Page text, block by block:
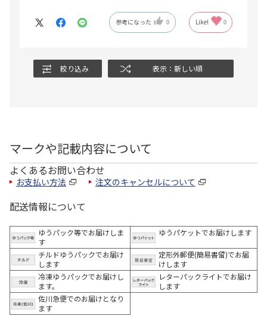
父の日のメッセージカードもつけてくださって有難うござい
ました。また利用したいです。参考になった 0 Like! 0
絞り込み 表示：新しい順
マークや記載内容について
よくあるお問い合わせ
お支払い方法 注文のキャンセルについて
配送情報について
ゆうパック等でお届けしま
す
ゆうパケットでお届けします
チルドゆうパックでお届け
します
定形外郵便(簡易書留)でお届
けします
冷凍ゆうパックでお届けし
ます。
レターパックライトでお届け
します
佐川急便でのお届けとなり
ます